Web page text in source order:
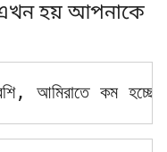
হয় আপনাকে
আমিরাতে কম হচ্ছে।